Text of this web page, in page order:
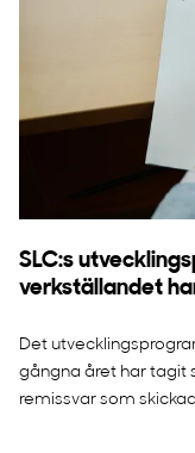
SLC:s
verkställandet
Det
gångna året har tagit
remissvar som